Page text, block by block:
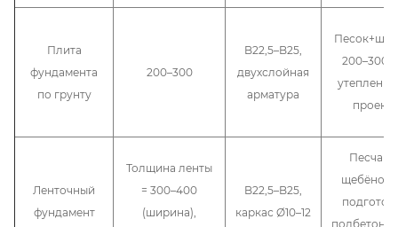
Плита
фундамента
по грунту
200–300
B22,5–B25,
двухслойная
арматура
200–300
проекту
Ленточный
фундамент
Толщина ленты
= 300–400
(ширина),
B22,5–B25,
каркас Ø10–12